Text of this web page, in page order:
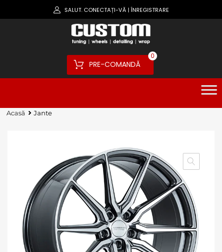
SALUT. CONECTAȚI-VĂ | ÎNREGISTRARE
PRE-COMANDĂ
0
Acasă Jante